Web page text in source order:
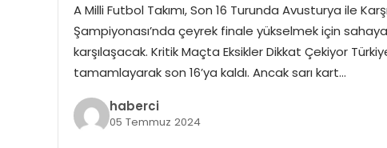
A Milli Futbol Takımı, Son 16 Turunda Avusturya ile
Şampiyonası’nda çeyrek finale yükselmek için
karşılaşacak. Kritik Maçta Eksikler Dikkat Çekiyor
tamamlayarak son 16’ya kaldı. Ancak sarı kart…
haberci
05 Temmuz 2024